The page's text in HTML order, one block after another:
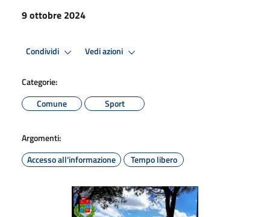
9 ottobre 2024
Condividi Vedi azioni
Categorie:
Comune
Sport
Argomenti:
Accesso all'informazione
Tempo libero